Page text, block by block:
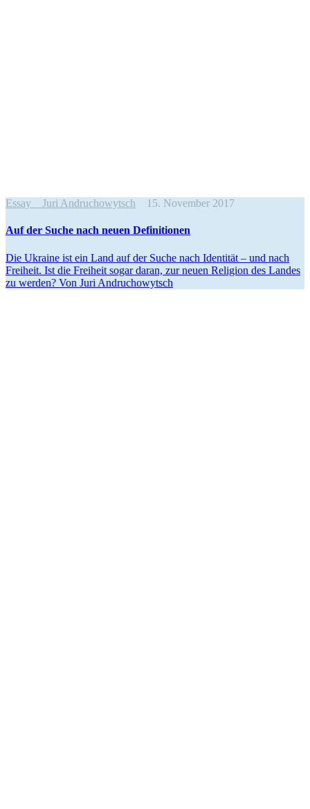
Essay Juri Andruchowytsch 15. November 2017
Auf der Suche nach neuen Definitionen
Die Ukraine ist ein Land auf der Suche nach Iden­ti­tät – und nach
Frei­heit. Ist die Frei­heit sogar daran, zur neuen Reli­gion des Landes
zu werden? Von Juri Andruchowytsch